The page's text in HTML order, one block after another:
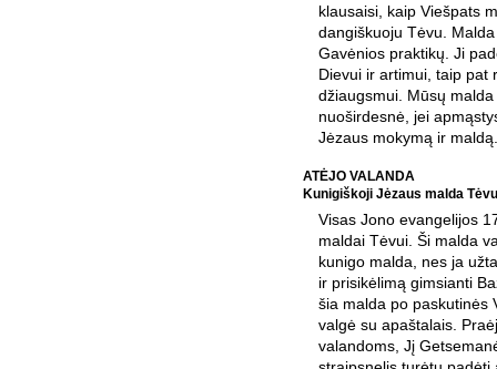
klausaisi, kaip Viešpats
dangiškuoju Tėvu.
Gavėnios praktikų. Ji
Dievui ir artimui, taip pat
džiaugsmui. Mūsų
nuoširdesnė, jei
Jėzaus mokymą ir
ATĖJO VALANDA
Kunigiškoji Jėzaus malda
Visas Jono evangelijos
maldai Tėvui. Ši malda
kunigo malda, nes ja
ir prisikėlimą gimsianti
šia malda po paskutinės
valgė su apaštalais.
valandoms, Jį